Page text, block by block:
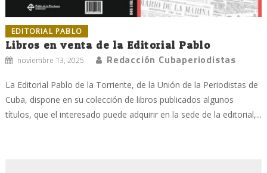
EDITORIAL PABLO
Libros en venta de la Editorial Pablo
noviembre 13, 2025 Redacción Cubaperiodistas
La Editorial Pablo de la Torriente, de la Unión de la Periodistas de
Cuba, dispone en su colección de libros publicados algunos
títulos, que el interesado puede adquirir en la sede de la editorial,...